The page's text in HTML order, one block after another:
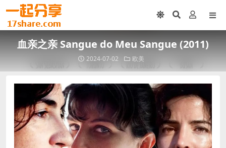
血亲之亲 Sangue do Meu Sangue (2011)
2024-07-02 欧美